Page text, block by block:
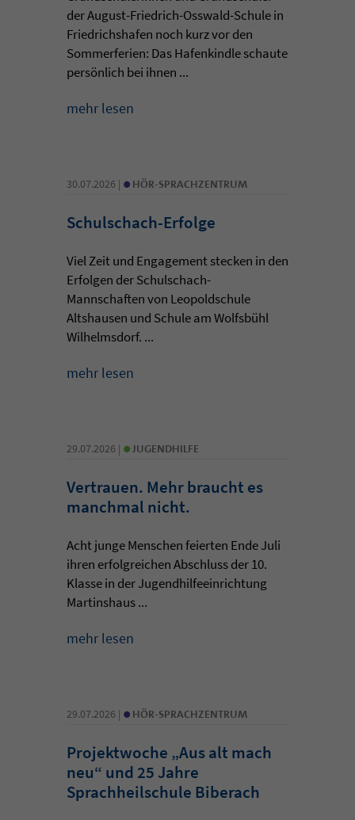
der August-Friedrich-Osswald-Schule in
Friedrichshafen noch kurz vor den
Sommerferien: Das Hafenkindle schaute
persönlich bei ihnen ...
mehr lesen
30.07.2026 | • HÖR-SPRACHZENTRUM
Schulschach-Erfolge
Viel Zeit und Engagement stecken in den
Erfolgen der Schulschach-
Mannschaften von Leopoldschule
Altshausen und Schule am Wolfsbühl
Wilhelmsdorf. ...
mehr lesen
29.07.2026 | • JUGENDHILFE
Vertrauen. Mehr braucht es
manchmal nicht.
Acht junge Menschen feierten Ende Juli
ihren erfolgreichen Abschluss der 10.
Klasse in der Jugendhilfeeinrichtung
Martinshaus ...
mehr lesen
29.07.2026 | • HÖR-SPRACHZENTRUM
Projektwoche „Aus alt mach
neu“ und 25 Jahre
Sprachheilschule Biberach